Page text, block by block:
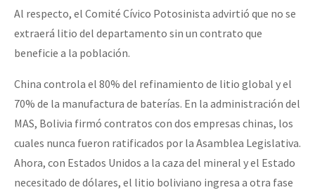
Al respecto, el Comité Cívico Potosinista advirtió que no se
extraerá litio del departamento sin un contrato que
beneficie a la población.
China controla el 80% del refinamiento de litio global y el
70% de la manufactura de baterías. En la administración del
MAS, Bolivia firmó contratos con dos empresas chinas, los
cuales nunca fueron ratificados por la Asamblea Legislativa.
Ahora, con Estados Unidos a la caza del mineral y el Estado
necesitado de dólares, el litio boliviano ingresa a otra fase